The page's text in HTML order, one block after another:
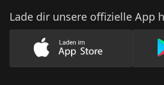
Lade dir unsere offizielle App
Lade unsere App im